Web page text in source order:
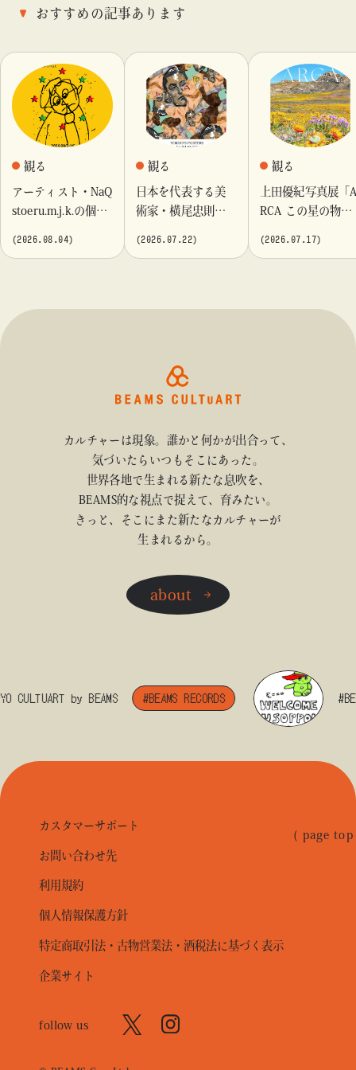
おすすめの記事あります
観る
アーティスト・NaQ
stoeru.m.j.k.の個展
(2026.08.04)
観る
日本を代表する美
術家・横尾忠則が
(2026.07.22)
観る
上田優紀写真展「
RCA この星の物
(2026.07.17)
カルチャーは現象。誰かと何かが出合って、
気づいたらいつもそこにあった。
世界各地で生まれる新たな息吹を、
BEAMS的な視点で捉えて、育みたい。
きっと、そこにまた新たなカルチャーが
生まれるから。
about
by BEAMS #BEAMS RECORDS
( page
カスタマーサポート
お問い合わせ先
利用規約
個人情報保護方針
特定商取引法・古物営業法・酒税法に基づく表示
企業サイト
follow us